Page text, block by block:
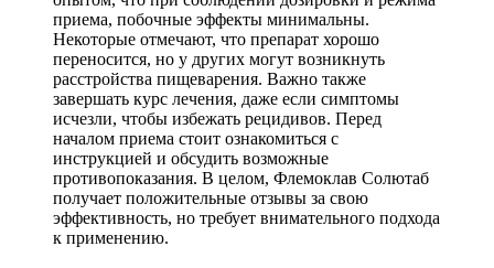
приема, побочные эффекты минимальны.
Некоторые отмечают, что препарат хорошо
переносится, но у других могут возникнуть
расстройства пищеварения. Важно также
завершать курс лечения, даже если симптомы
исчезли, чтобы избежать рецидивов. Перед
началом приема стоит ознакомиться с
инструкцией и обсудить возможные
противопоказания. В целом, Флемоклав Солютаб
получает положительные отзывы за свою
эффективность, но требует внимательного подхода
к применению.